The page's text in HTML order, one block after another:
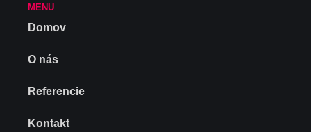
MENU
Domov
O nás
Referencie
Kontakt